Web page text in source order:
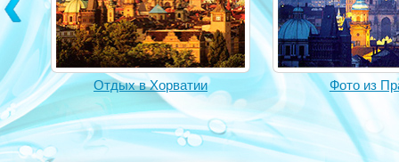
Отдых в Хорватии Фото из